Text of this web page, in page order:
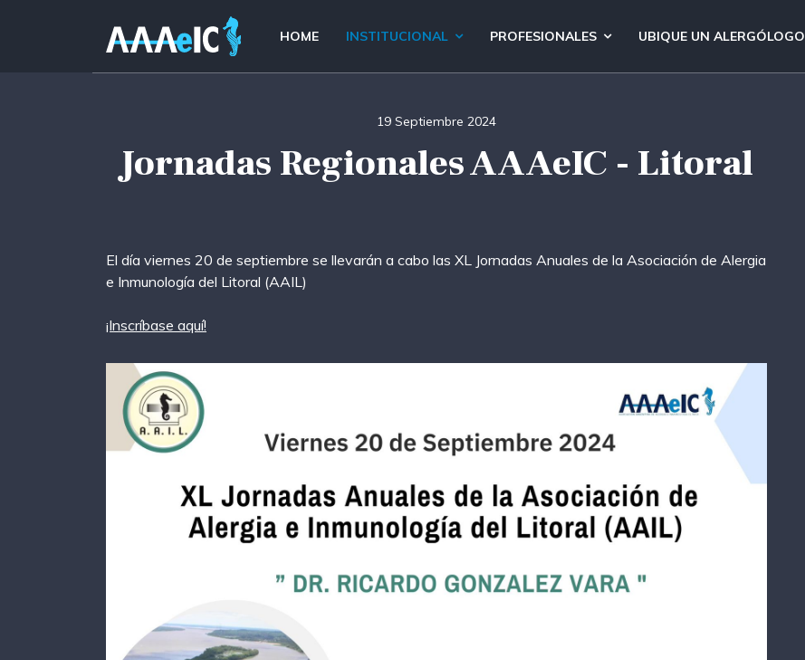
HOME INSTITUCIONAL PROFESIONALES UBIQUE UN ALERGÓLOGO
Jornadas Regionales AAAeIC - Litoral
19 Septiembre 2024
El día viernes 20 de septiembre se llevarán a cabo las XL Jornadas Anuales de la Asociación de Alergia
e Inmunología del Litoral (AAIL)
¡Inscríbase aquí!